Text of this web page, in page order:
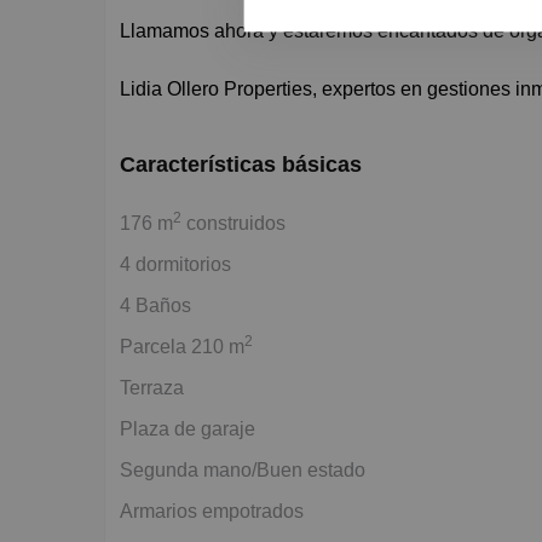
Llamamos ahora y estaremos encantados de
Lidia Ollero Properties, expertos en gestiones
Características básicas
176 m2 construidos
4 dormitorios
4 Baños
Parcela 210 m2
Terraza
Plaza de garaje
Segunda mano/Buen estado
Armarios empotrados